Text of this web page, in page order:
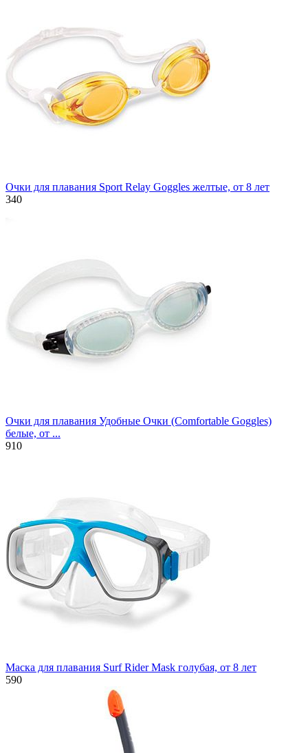
Очки для плавания Sport Relay Goggles желтые, от 8 лет
340
Очки для плавания Удобные Очки (Comfortable Goggles)
белые, от ...
910
Маска для плавания Surf Rider Mask голубая, от 8 лет
590